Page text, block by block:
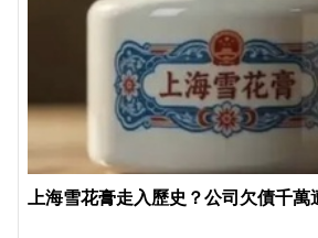
上海雪花膏走入歷史？公司欠債千萬